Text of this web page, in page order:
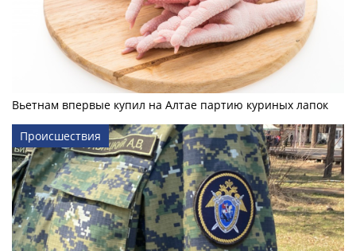
Вьетнам впервые купил на Алтае партию куриных лапок
Происшествия